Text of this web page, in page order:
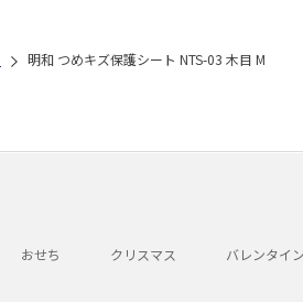
明和 つめキズ保護シート NTS-03 木目 M
おせち クリスマス バレンタイン